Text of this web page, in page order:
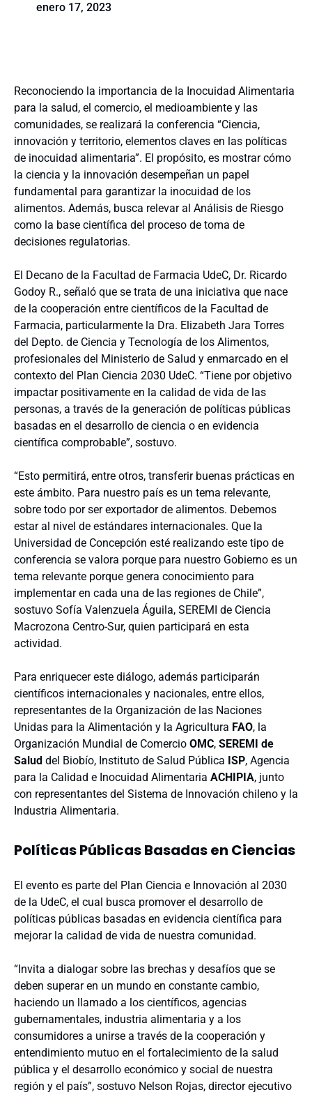
enero 17, 2023
Reconociendo la importancia de la Inocuidad Alimentaria
para la salud, el comercio, el medioambiente y las
comunidades, se realizará la conferencia “Ciencia,
innovación y territorio, elementos claves en las políticas
de inocuidad alimentaria”. El propósito, es mostrar cómo
la ciencia y la innovación desempeñan un papel
fundamental para garantizar la inocuidad de los
alimentos. Además, busca relevar al Análisis de Riesgo
como la base científica del proceso de toma de
decisiones regulatorias.
El Decano de la Facultad de Farmacia UdeC, Dr. Ricardo
Godoy R., señaló que se trata de una iniciativa que nace
de la cooperación entre científicos de la Facultad de
Farmacia, particularmente la Dra. Elizabeth Jara Torres
del Depto. de Ciencia y Tecnología de los Alimentos,
profesionales del Ministerio de Salud y enmarcado en el
contexto del Plan Ciencia 2030 UdeC. “Tiene por objetivo
impactar positivamente en la calidad de vida de las
personas, a través de la generación de políticas públicas
basadas en el desarrollo de ciencia o en evidencia
científica comprobable”, sostuvo.
“Esto permitirá, entre otros, transferir buenas prácticas en
este ámbito. Para nuestro país es un tema relevante,
sobre todo por ser exportador de alimentos. Debemos
estar al nivel de estándares internacionales. Que la
Universidad de Concepción esté realizando este tipo de
conferencia se valora porque para nuestro Gobierno es un
tema relevante porque genera conocimiento para
implementar en cada una de las regiones de Chile”,
sostuvo Sofía Valenzuela Águila, SEREMI de Ciencia
Macrozona Centro-Sur, quien participará en esta
actividad.
Para enriquecer este diálogo, además participarán
científicos internacionales y nacionales, entre ellos,
representantes de la Organización de las Naciones
Unidas para la Alimentación y la Agricultura FAO, la
Organización Mundial de Comercio OMC, SEREMI de
Salud del Biobío, Instituto de Salud Pública ISP, Agencia
para la Calidad e Inocuidad Alimentaria ACHIPIA, junto
con representantes del Sistema de Innovación chileno y la
Industria Alimentaria.
Políticas Públicas Basadas en Ciencias
El evento es parte del Plan Ciencia e Innovación al 2030
de la UdeC, el cual busca promover el desarrollo de
políticas públicas basadas en evidencia científica para
mejorar la calidad de vida de nuestra comunidad.
“Invita a dialogar sobre las brechas y desafíos que se
deben superar en un mundo en constante cambio,
haciendo un llamado a los científicos, agencias
gubernamentales, industria alimentaria y a los
consumidores a unirse a través de la cooperación y
entendimiento mutuo en el fortalecimiento de la salud
pública y el desarrollo económico y social de nuestra
región y el país”, sostuvo Nelson Rojas, director ejecutivo